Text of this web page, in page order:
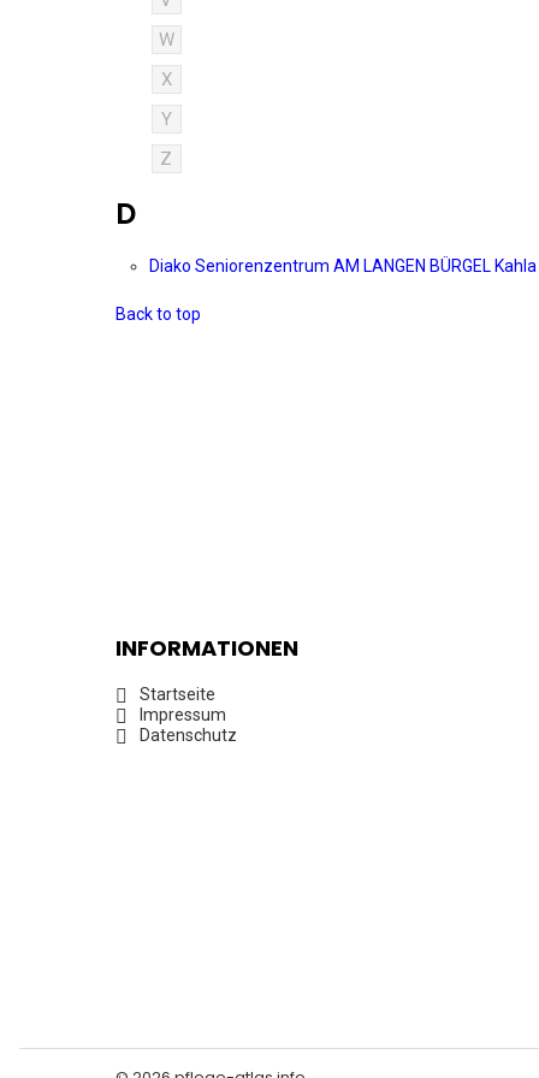
W
X
Y
Z
D
Diako Seniorenzentrum AM LANGEN BÜRGEL Kahla
Back to top
INFORMATIONEN
Startseite
Impressum
Datenschutz